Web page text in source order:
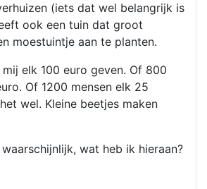
(iets dat wel belangrijk is
ook een tuin dat groot
moestuintje aan te planten.
elk 100 euro geven. Of 800
Of 1200 mensen elk 25
wel. Kleine beetjes maken
wat heb ik hieraan?